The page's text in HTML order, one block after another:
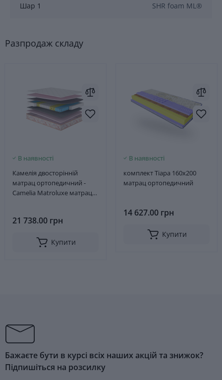
Шар 1 SHR foam ML®
Разпродаж складу
В наявності
Камелія двосторінній
матрац ортопедичний -
Camelia Matroluxe матрац
21 738.00 грн
Купити
В наявності
комплект Тіара 160x200
матрац ортопедичний
14 627.00 грн
Купити
Бажаєте бути в курсі всіх наших акцій та знижок?
Підпишіться на розсилку